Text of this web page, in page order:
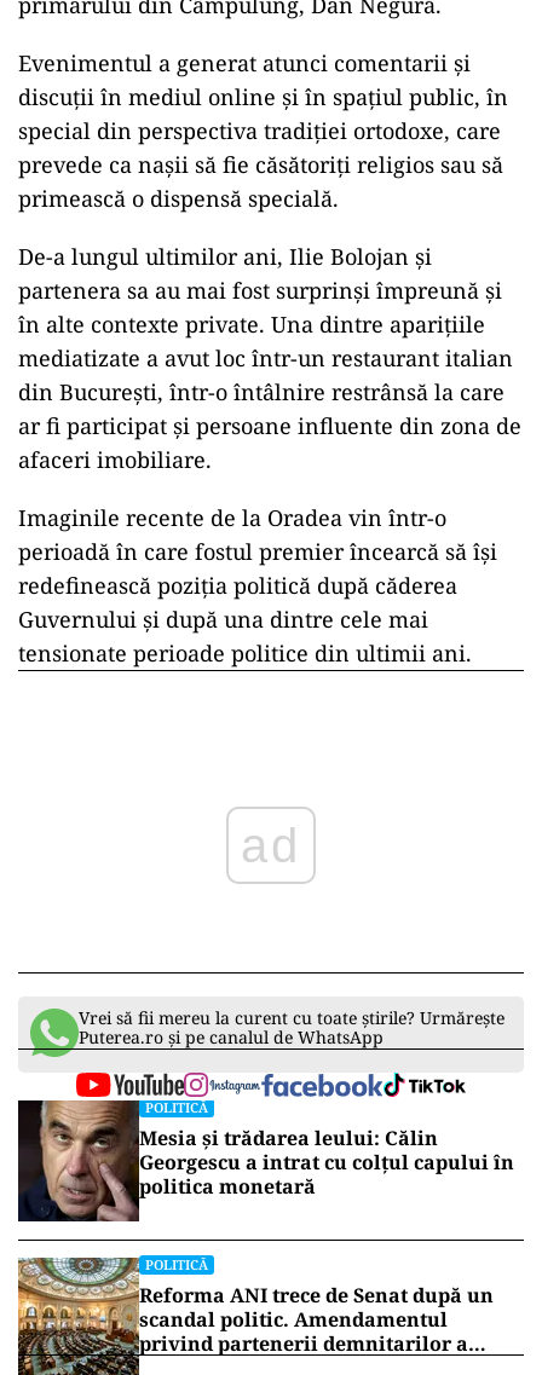
Evenimentul a generat atunci comentarii și
discuții în mediul online și în spațiul public, în
special din perspectiva tradiției ortodoxe, care
prevede ca nașii să fie căsătoriți religios sau să
primească o dispensă specială.
De-a lungul ultimilor ani, Ilie Bolojan și
partenera sa au mai fost surprinși împreună și
în alte contexte private. Una dintre aparițiile
mediatizate a avut loc într-un restaurant italian
din București, într-o întâlnire restrânsă la care
ar fi participat și persoane influente din zona de
afaceri imobiliare.
Imaginile recente de la Oradea vin într-o
perioadă în care fostul premier încearcă să își
redefinească poziția politică după căderea
Guvernului și după una dintre cele mai
tensionate perioade politice din ultimii ani.
ad
Vrei să fii mereu la curent cu toate știrile? Urmărește
Puterea.ro și pe canalul de WhatsApp
POLITICĂ
Mesia și trădarea leului: Călin
Georgescu a intrat cu colțul capului în
politica monetară
POLITICĂ
Reforma ANI trece de Senat după un
scandal politic. Amendamentul
privind partenerii demnitarilor a